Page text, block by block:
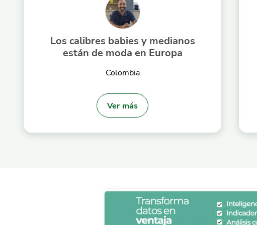
Los calibres babies y medianos
están de moda en Europa
Colombia
Ver más